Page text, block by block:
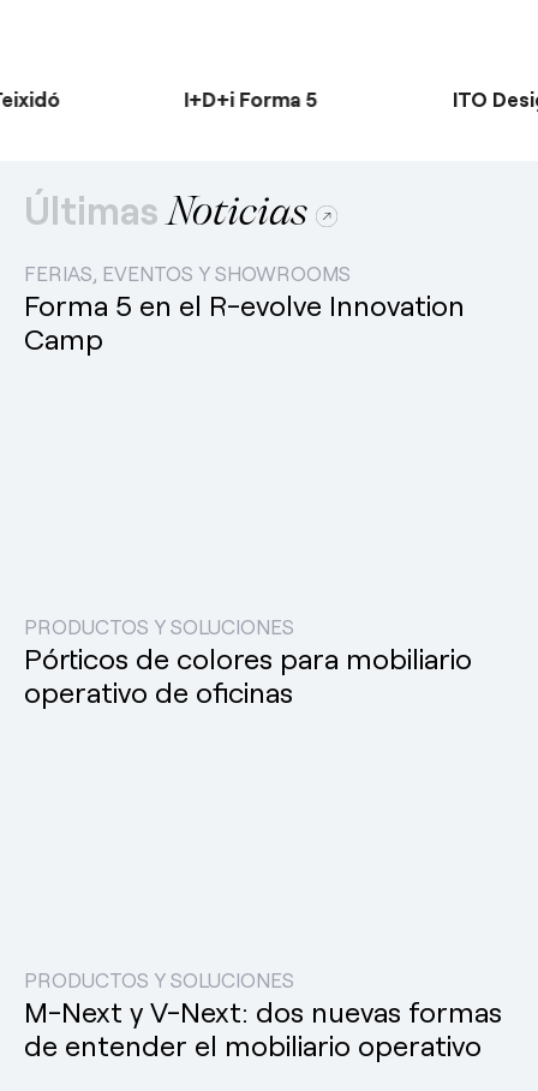
I+D+i Forma 5 ITO
Últimas Noticias
FERIAS, EVENTOS Y SHOWROOMS
Forma 5 en el R-evolve Innovation
Camp
PRODUCTOS Y SOLUCIONES
Pórticos de colores para mobiliario
operativo de oficinas
PRODUCTOS Y SOLUCIONES
M-Next y V-Next: dos nuevas formas
de entender el mobiliario operativo